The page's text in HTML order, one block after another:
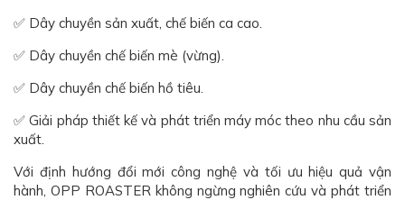
✅ Dây chuyền sản xuất, chế biến ca cao.
✅ Dây chuyền chế biến mè (vừng).
✅ Dây chuyền chế biến hồ tiêu.
✅ Giải pháp thiết kế và phát triển máy móc theo nhu cầu sản
xuất.
Với định hướng đổi mới công nghệ và tối ưu hiệu quả vận
hành, OPP ROASTER không ngừng nghiên cứu và phát triển